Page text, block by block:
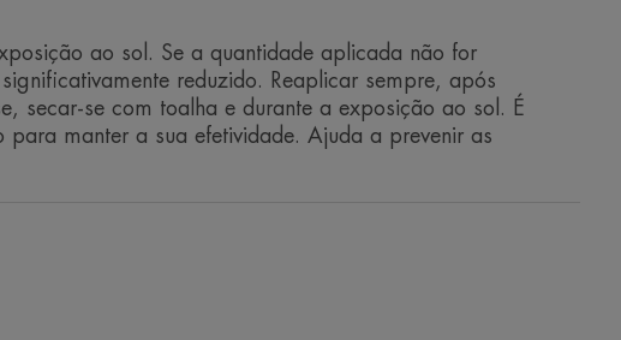
ao sol. Se a quantidade aplicada não for
reduzido. Reaplicar sempre, após
secar-se com toalha e durante a exposição ao sol. É
manter a sua efetividade. Ajuda a prevenir as